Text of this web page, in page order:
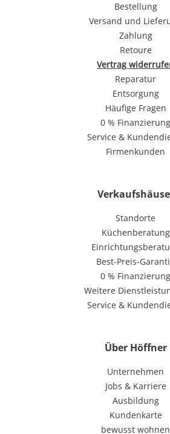
Bestellung
Versand und
Zahlung
Retoure
Vertrag
Reparatur
Entsorgung
Häufige Fragen
0 % Finanzierung
Service &
Firmenkunden
Standorte
Küchenberatung
Best-Preis-
0 % Finanzierung
Weitere
Service &
Über Höffner
Unternehmen
Jobs & Karriere
Ausbildung
Kundenkarte
bewusst wohnen